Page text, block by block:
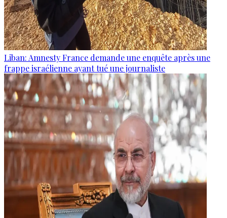
Liban: Amnesty France demande une enquête après une
frappe israélienne ayant tué une journaliste